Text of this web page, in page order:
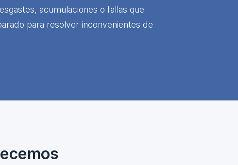
acumulaciones o fallas que
para resolver inconvenientes de